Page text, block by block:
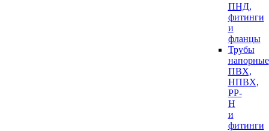
ПНД,
фитинги
и
фланцы
Трубы
напорные
ПВХ,
НПВХ,
PP-
H
и
фитинги